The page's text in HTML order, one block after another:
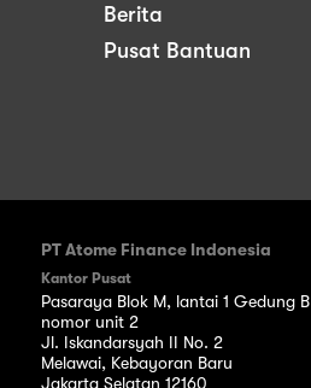
Berita
Pusat Bantuan
PT Atome Finance Indonesia
Kantor Pusat
Pasaraya Blok M, lantai 1 Gedung B
nomor unit 2
Jl. Iskandarsyah II No. 2
Melawai, Kebayoran Baru
Jakarta Selatan 12160